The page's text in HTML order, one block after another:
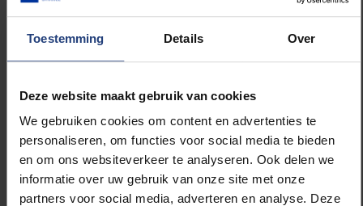
Toestemming Details Over
Deze website maakt gebruik van cookies
We gebruiken cookies om content en advertenties te
personaliseren, om functies voor social media te bieden
en om ons websiteverkeer te analyseren. Ook delen we
informatie over uw gebruik van onze site met onze
partners voor social media, adverteren en analyse. Deze
students how to use historical weapons to duel and
ancestors. I found the symbol of the "Vagant" to
work very well alongside the free spirit of the VUB.
Vagants were free-thinking scholars who travelled
around an unsafe and unruly world with books in one
hand and their sword in the other. For me, this goes
hand in hand with the free-thinking character of the